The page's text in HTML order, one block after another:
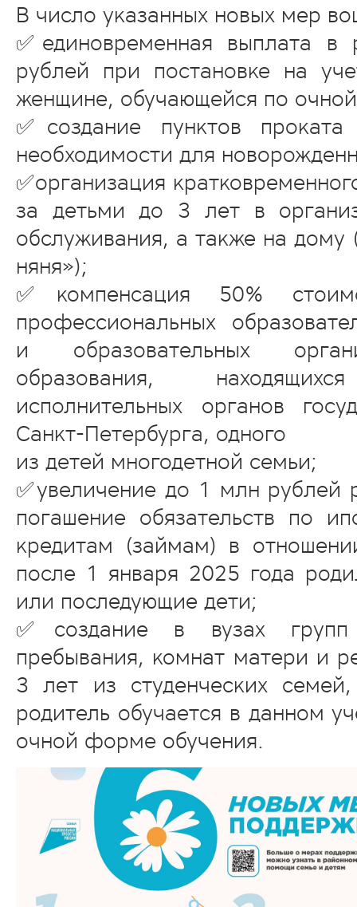
В число указанных новых мер
✅единовременная выплата в
рублей при постановке на
женщине, обучающейся по
✅создание пунктов
необходимости для
✅организация
за детьми до 3 лет в
обслуживания, а также на дому
няня»);
✅компенсация 50%
профессиональных
и образовательных
образования,
исполнительных органов
Санкт-Петербурга, одного
из детей многодетной семьи;
✅увеличение до 1 млн рублей
погашение обязательств по
кредитам (займам) в
после 1 января 2025 года
или последующие дети;
✅создание в вузах групп
пребывания, комнат матери и
3 лет из студенческих
родитель обучается в данном
очной форме обучения.